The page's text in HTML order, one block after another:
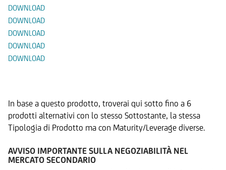
DOWNLOAD
DOWNLOAD
DOWNLOAD
DOWNLOAD
DOWNLOAD
In base a questo prodotto, troverai qui sotto fino a 6
prodotti alternativi con lo stesso Sottostante, la stessa
Tipologia di Prodotto ma con Maturity/Leverage diverse.
AVVISO IMPORTANTE SULLA NEGOZIABILITÀ NEL
MERCATO SECONDARIO